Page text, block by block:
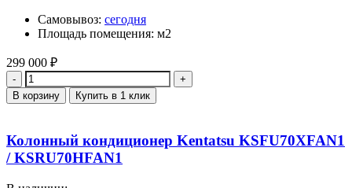
Самовывоз: сегодня
Площадь помещения: м2
299 000 ₽
Количество
В корзину Купить в 1 клик
Колонный кондиционер Kentatsu KSFU70XFAN1
/ KSRU70HFAN1